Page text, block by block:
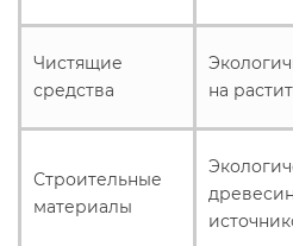
Чистящие
средства
на
Строительные
материалы